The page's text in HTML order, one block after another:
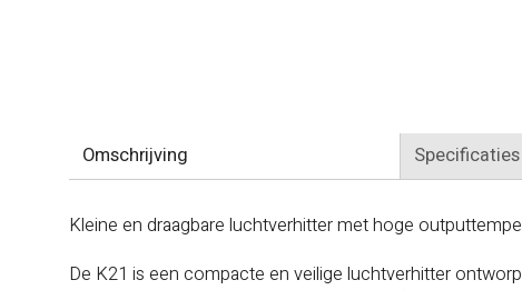
Omschrijving Specificaties
Kleine en draagbare luchtverhitter met hoge
De K21 is een compacte en veilige luchtverhitter